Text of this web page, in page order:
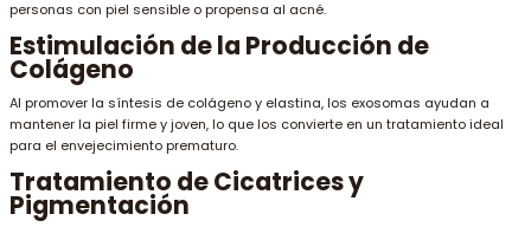
personas con piel sensible o propensa al acné.
Estimulación de la Producción de
Colágeno
Al promover la síntesis de colágeno y elastina, los exosomas ayudan a
mantener la piel firme y joven, lo que los convierte en un tratamiento ideal
para el envejecimiento prematuro.
Tratamiento de Cicatrices y
Pigmentación